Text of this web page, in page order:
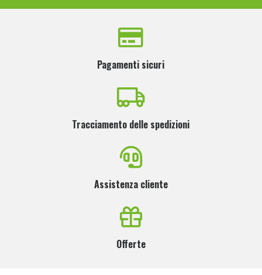
Pagamenti sicuri
Tracciamento delle spedizioni
Assistenza cliente
Offerte